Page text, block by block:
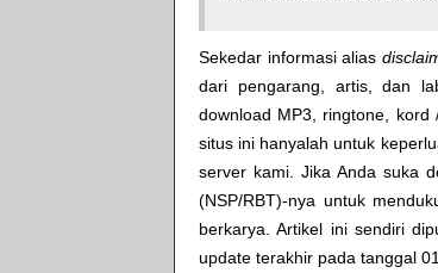
Sekedar informasi alias
dari pengarang, artis, dan
download MP3, ringtone,
situs ini hanyalah untuk
server kami. Jika Anda suka
(NSP/RBT)-nya untuk
berkarya. Artikel ini sendiri
update terakhir pada tanggal